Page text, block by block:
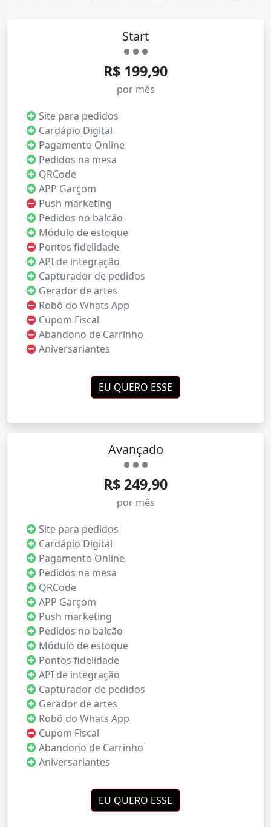
Start
R$ 199,90
por mês
Site para pedidos
Cardápio Digital
Pagamento Online
Pedidos na mesa
QRCode
APP Garçom
Push marketing
Pedidos no balcão
Módulo de estoque
Pontos fidelidade
API de integração
Capturador de pedidos
Gerador de artes
Robô do Whats App
Cupom Fiscal
Abandono de Carrinho
Aniversariantes
EU QUERO ESSE
Avançado
R$ 249,90
por mês
Site para pedidos
Cardápio Digital
Pagamento Online
Pedidos na mesa
QRCode
APP Garçom
Push marketing
Pedidos no balcão
Módulo de estoque
Pontos fidelidade
API de integração
Capturador de pedidos
Gerador de artes
Robô do Whats App
Cupom Fiscal
Abandono de Carrinho
Aniversariantes
EU QUERO ESSE